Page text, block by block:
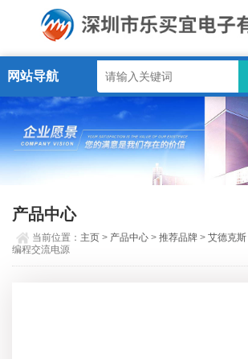
网站导航
产品中心
当前位置： 主页 > 产品中心 >推荐品牌 >艾德克斯
编程交流电源